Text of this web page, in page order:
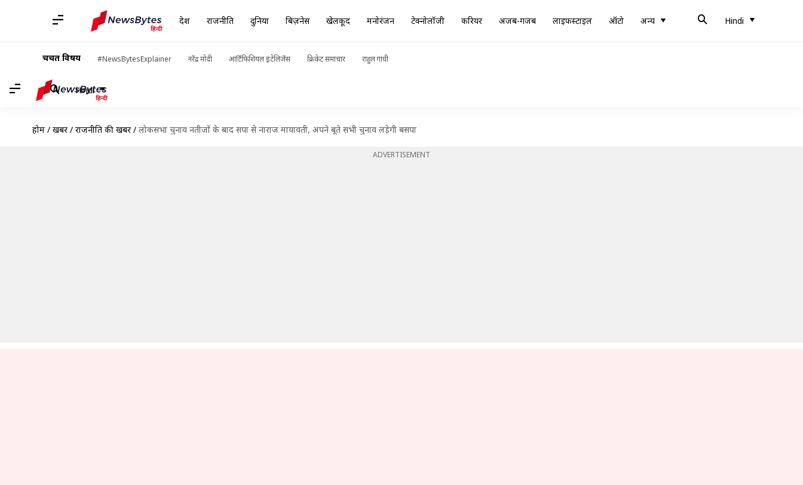
देश राजनीति दुनिया बिज़नेस खेलकूद मनोरंजन टेक्नोलॉजी करियर अजब-गजब लाइफस्टाइल ऑटो अन्य Hindi
चर्चित विषय #NewsBytesExplainer नरेंद्र मोदी आर्टिफिशियल इंटेलिजेंस क्रिकेट समाचार राहुल गांधी
Hindi
होम / खबरें / राजनीति की खबरें / लोकसभा चुनाव नतीजों के बाद सपा से नाराज मायावती, अपने बूते सभी चुनाव लड़ेगी बसपा
ADVERTISEMENT